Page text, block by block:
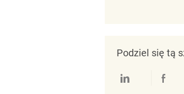
Podziel się tą
Udostępnianie